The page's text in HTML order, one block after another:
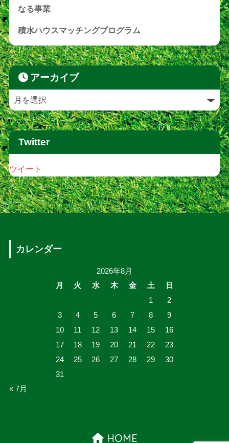
なる事業
積水ハウスマッチングプログラム
アーカイブ
Twitter
ツイート
カレンダー
2026年8月
月
火 水 木 金 土
日
1
2
3
4 5 6 7 8
9
10
11 12 13 14 15
16
17
18 19 20 21 22
23
24
25 26 27 28 29
30
31
« 7月
HOME